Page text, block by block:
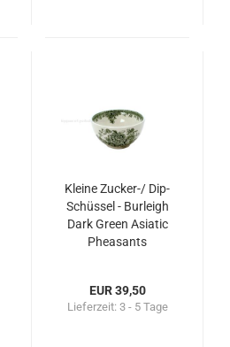
Kleine Zucker-/ Dip-
Schüssel - Burleigh
Dark Green Asiatic
Pheasants
EUR 39,50
Lieferzeit: 3 - 5 Tage